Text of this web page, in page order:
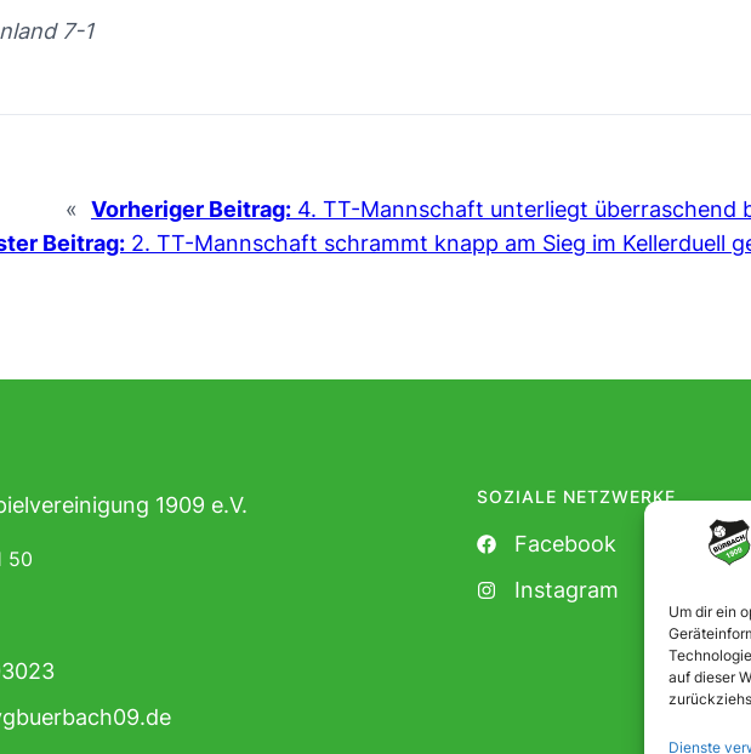
Um dir ein
auf dieser
Dienste
7-1
« Vorheriger Beitrag: 4. TT-Mannschaft unterliegt überraschend
Beitrag: 2. TT-Mannschaft schrammt knapp am Sieg im Kellerduell
1909 e.V.
50
SOZIALE NETZWERKE
Facebook
Instagram